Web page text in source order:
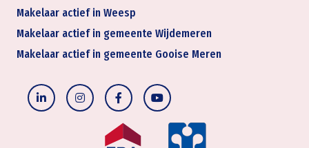
Makelaar actief in Weesp
Makelaar actief in gemeente Wijdemeren
Makelaar actief in gemeente Gooise Meren